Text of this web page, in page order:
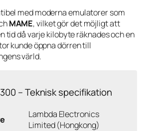
med moderna emulatorer som
MAME, vilket gör det möjligt att
tid då varje kilobyte räknades och en
kunde öppna dörren till
värld.
– Teknisk specifikation
Lambda Electronics
Limited (Hongkong)